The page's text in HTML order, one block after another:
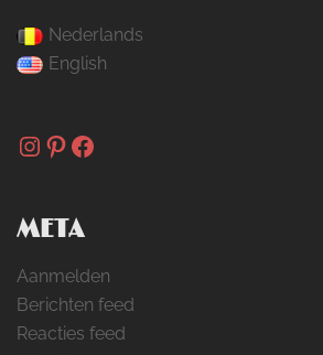
Nederlands
English
Instagram
Pinterest
Facebook
META
Aanmelden
Berichten feed
Reacties feed